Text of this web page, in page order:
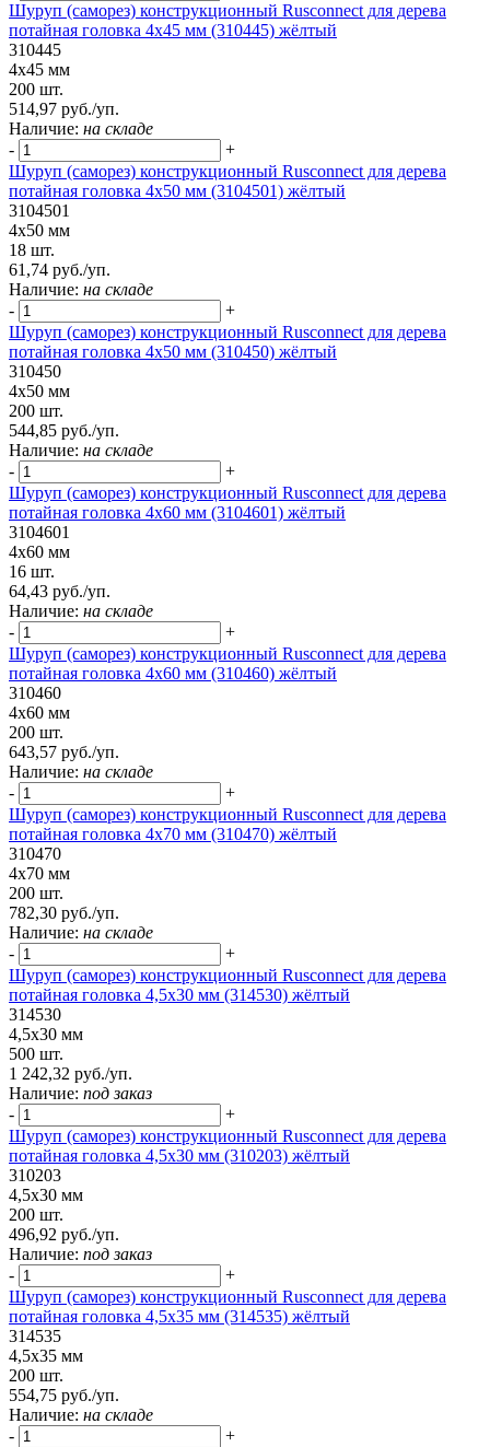
Шуруп (саморез) конструкционный Rusconnect для дерева
потайная головка 4x45 мм (310445) жёлтый
310445
4x45 мм
200 шт.
514,97 руб./уп.
Наличие: на складе
-
+
Шуруп (саморез) конструкционный Rusconnect для дерева
потайная головка 4х50 мм (3104501) жёлтый
3104501
4х50 мм
18 шт.
61,74 руб./уп.
Наличие: на складе
-
+
Шуруп (саморез) конструкционный Rusconnect для дерева
потайная головка 4x50 мм (310450) жёлтый
310450
4x50 мм
200 шт.
544,85 руб./уп.
Наличие: на складе
-
+
Шуруп (саморез) конструкционный Rusconnect для дерева
потайная головка 4х60 мм (3104601) жёлтый
3104601
4х60 мм
16 шт.
64,43 руб./уп.
Наличие: на складе
-
+
Шуруп (саморез) конструкционный Rusconnect для дерева
потайная головка 4x60 мм (310460) жёлтый
310460
4x60 мм
200 шт.
643,57 руб./уп.
Наличие: на складе
-
+
Шуруп (саморез) конструкционный Rusconnect для дерева
потайная головка 4x70 мм (310470) жёлтый
310470
4x70 мм
200 шт.
782,30 руб./уп.
Наличие: на складе
-
+
Шуруп (саморез) конструкционный Rusconnect для дерева
потайная головка 4,5х30 мм (314530) жёлтый
314530
4,5х30 мм
500 шт.
1 242,32 руб./уп.
Наличие: под заказ
-
+
Шуруп (саморез) конструкционный Rusconnect для дерева
потайная головка 4,5х30 мм (310203) жёлтый
310203
4,5х30 мм
200 шт.
496,92 руб./уп.
Наличие: под заказ
-
+
Шуруп (саморез) конструкционный Rusconnect для дерева
потайная головка 4,5х35 мм (314535) жёлтый
314535
4,5х35 мм
200 шт.
554,75 руб./уп.
Наличие: на складе
-
+